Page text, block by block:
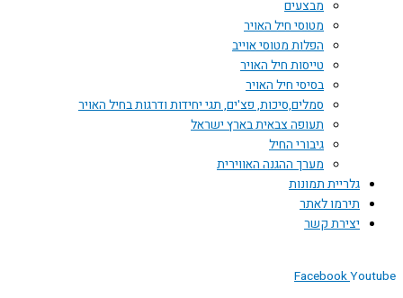
מבצעים
מטוסי חיל האויר
הפלות מטוסי אוייב
טייסות חיל האויר
בסיסי חיל האויר
סמלים,סיכות, פצ'ים, תגי יחידות ודרגות בחיל האויר
תעופה צבאית בארץ ישראל
גיבורי החיל
מערך ההגנה האווירית
גלריית תמונות
תירמו לאתר
יצירת קשר
Facebook